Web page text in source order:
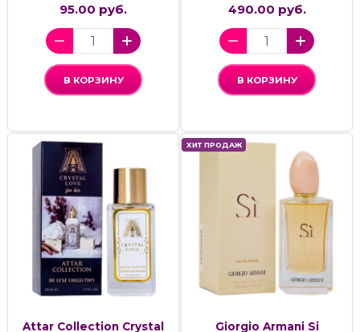
95.00 руб.
В КОРЗИНУ
490.00 руб.
В КОРЗИНУ
Attar Collection Crystal
ХИТ ПРОДАЖ
Giorgio Armani Si